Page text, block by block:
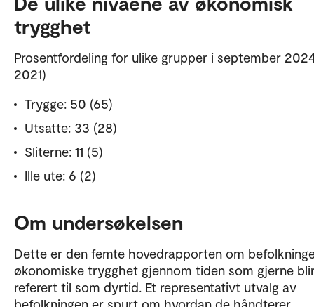
trygghet
Prosentfordeling for ulike grupper i september
2021)
Trygge: 50 (65)
Utsatte: 33 (28)
Sliterne: 11 (5)
Ille ute: 6 (2)
Om undersøkelsen
Dette er den femte hovedrapporten om
økonomiske trygghet gjennom tiden som gjerne
referert til som dyrtid. Et representativt utvalg av